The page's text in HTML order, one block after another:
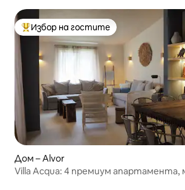
Най-популярен избор на гостите
Избор на гостите
Дом – Alvor
Villa Acqua: 4 премиум апартамента,